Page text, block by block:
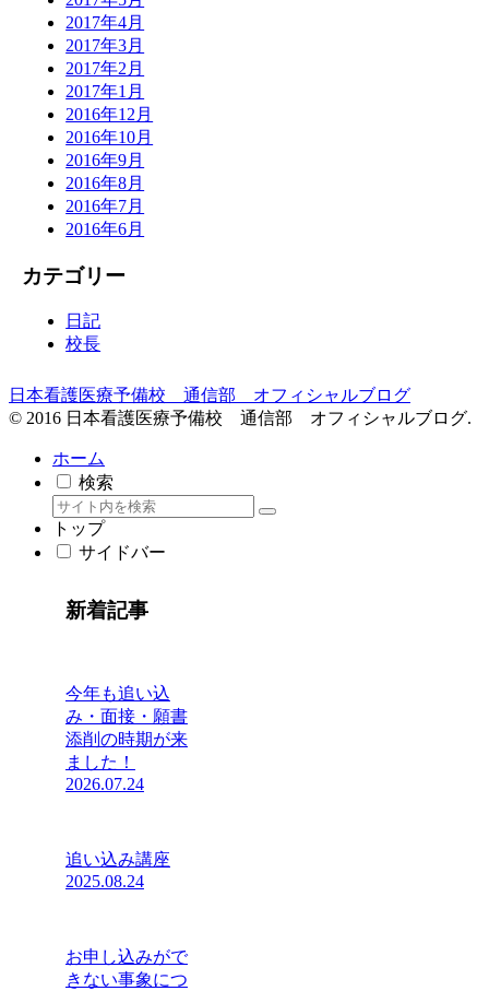
2017年4月
2017年3月
2017年2月
2017年1月
2016年12月
2016年10月
2016年9月
2016年8月
2016年7月
2016年6月
カテゴリー
日記
校長
日本看護医療予備校 通信部 オフィシャルブログ
© 2016 日本看護医療予備校 通信部 オフィシャルブログ.
ホーム
検索
トップ
サイドバー
新着記事
今年も追い込
み・面接・願書
添削の時期が来
ました！
2026.07.24
追い込み講座
2025.08.24
お申し込みがで
きない事象につ